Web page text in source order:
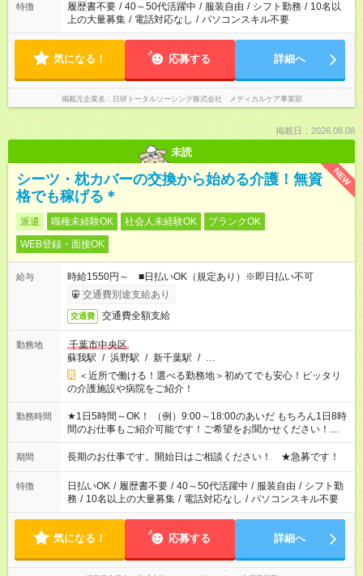
特徴 履歴書不要 / 40～50代活躍中 / 服装自由 / シフト勤務 / 10名以
上の大量募集 / 電話対応なし / パソコンスキル不要
気になる！ 応募する 詳細へ
掲載元企業名 日研トータルソーシング株式会社 メディカルケア事業部
掲載日：2026.08.08
未読
NEW
シーツ・枕カバーの交換から始める介護！無資
格でも稼げる＊
派遣 職種未経験OK 社会人未経験OK
ブランクOK
WEB登録・面接OK
給与
時給1550円～ ■日払いOK（規定あり）※即日払い不可
交通費別途支給あり
交通費 交通費全額支給
勤務地
千葉市中央区
蘇我駅 / 浜野駅 / 新千葉駅 / …
＜近所で働ける！選べる勤務地＞初めてでも安心！ピッタリ
の介護施設や病院をご紹介！
勤務時間
★1日5時間～OK！ （例）9:00～18:00のあいだ もちろん1日8時
間のお仕事もご紹介可能です！ご希望をお聞かせください！★家
庭の都合でお休みが必要な場合も遠慮なくご相談ください。 ※
週最低15時間以上の勤務が必要です
期間 長期のお仕事です。開始日はご相談ください！ ★急募です！
特徴 日払いOK / 履歴書不要 / 40～50代活躍中 / 服装自由 / シフト勤
務 / 10名以上の大量募集 / 電話対応なし / パソコンスキル不要
気になる！ 応募する 詳細へ